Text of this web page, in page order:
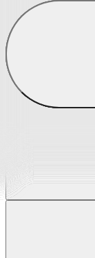
Prostěradla